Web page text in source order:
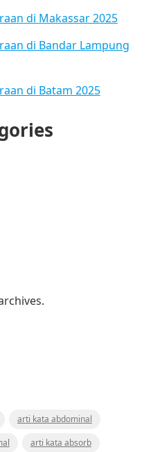
di Makassar 2025
di Bandar Lampung
di Batam 2025
arti kata abdominal
arti kata absorb